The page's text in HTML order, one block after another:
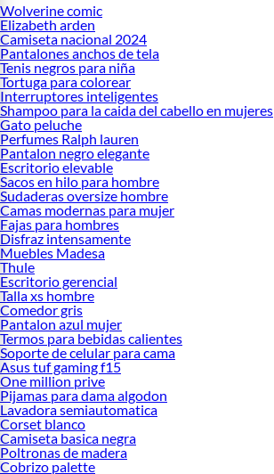
Wolverine comic
Elizabeth arden
Camiseta nacional 2024
Pantalones anchos de tela
Tenis negros para niña
Tortuga para colorear
Interruptores inteligentes
Shampoo para la caida del cabello en mujeres
Gato peluche
Perfumes Ralph lauren
Pantalon negro elegante
Escritorio elevable
Sacos en hilo para hombre
Sudaderas oversize hombre
Camas modernas para mujer
Fajas para hombres
Disfraz intensamente
Muebles Madesa
Thule
Escritorio gerencial
Talla xs hombre
Comedor gris
Pantalon azul mujer
Termos para bebidas calientes
Soporte de celular para cama
Asus tuf gaming f15
One million prive
Pijamas para dama algodon
Lavadora semiautomatica
Corset blanco
Camiseta basica negra
Poltronas de madera
Cobrizo palette